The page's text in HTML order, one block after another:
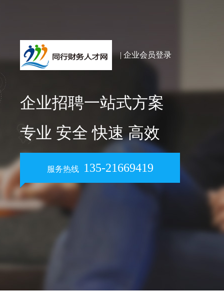
| 企业会员登录
企业招聘一站式方案
专业 安全 快速 高效
服务热线 135-21669419